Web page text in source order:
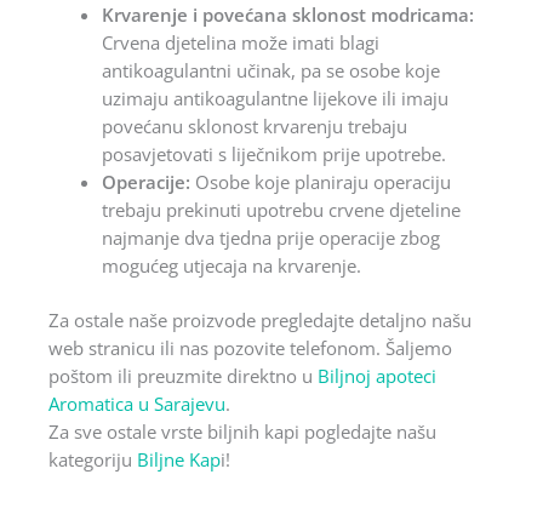
Krvarenje i povećana sklonost modricama:
Crvena djetelina može imati blagi
antikoagulantni učinak, pa se osobe koje
uzimaju antikoagulantne lijekove ili imaju
povećanu sklonost krvarenju trebaju
posavjetovati s liječnikom prije upotrebe.
Operacije: Osobe koje planiraju operaciju
trebaju prekinuti upotrebu crvene djeteline
najmanje dva tjedna prije operacije zbog
mogućeg utjecaja na krvarenje.
Za ostale naše proizvode pregledajte detaljno našu
web stranicu ili nas pozovite telefonom. Šaljemo
poštom ili preuzmite direktno u Biljnoj apoteci
Aromatica u Sarajevu.
Za sve ostale vrste biljnih kapi pogledajte našu
kategoriju Biljne Kapi!